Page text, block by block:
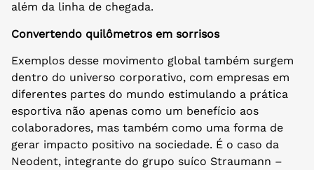
além da linha de chegada.
Convertendo quilômetros em sorrisos
Exemplos desse movimento global também surgem
dentro do universo corporativo, com empresas em
diferentes partes do mundo estimulando a prática
esportiva não apenas como um benefício aos
colaboradores, mas também como uma forma de
gerar impacto positivo na sociedade. É o caso da
Neodent, integrante do grupo suíco Straumann –